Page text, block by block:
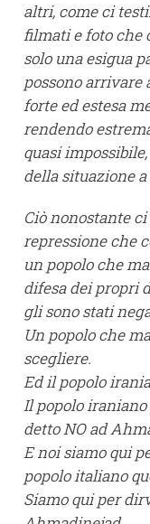
altri, come ci
filmati e foto che
solo una esigua
possono arrivare
forte ed estesa
rendendo
quasi
della situazione
Ciò nonostante
repressione che
un popolo che
difesa dei propri
gli sono stati
Un popolo che
scegliere.
Ed il popolo
Il popolo
detto NO ad
E noi siamo qui
popolo italiano
Siamo qui per